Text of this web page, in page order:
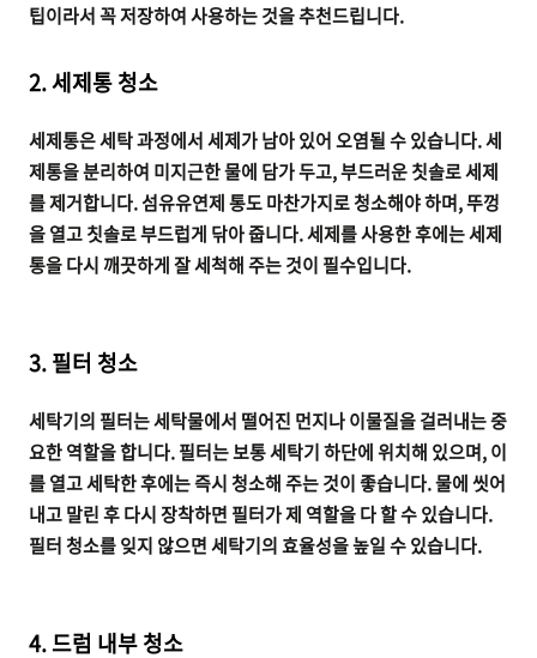
팁이라서 꼭 저장하여 사용하는 것을 추천드립니다.
2. 세제통 청소
세제통은 세탁 과정에서 세제가 남아 있어 오염될 수 있습니다. 세
제통을 분리하여 미지근한 물에 담가 두고, 부드러운 칫솔로 세제
를 제거합니다. 섬유유연제 통도 마찬가지로 청소해야 하며, 뚜껑
을 열고 칫솔로 부드럽게 닦아 줍니다. 세제를 사용한 후에는 세제
통을 다시 깨끗하게 잘 세척해 주는 것이 필수입니다.
3. 필터 청소
세탁기의 필터는 세탁물에서 떨어진 먼지나 이물질을 걸러내는 중
요한 역할을 합니다. 필터는 보통 세탁기 하단에 위치해 있으며, 이
를 열고 세탁한 후에는 즉시 청소해 주는 것이 좋습니다. 물에 씻어
내고 말린 후 다시 장착하면 필터가 제 역할을 다 할 수 있습니다.
필터 청소를 잊지 않으면 세탁기의 효율성을 높일 수 있습니다.
4. 드럼 내부 청소